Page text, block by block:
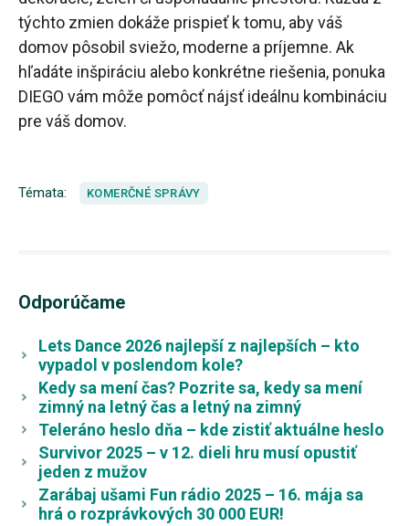
týchto zmien dokáže prispieť k tomu, aby váš
domov pôsobil sviežo, moderne a príjemne. Ak
hľadáte inšpiráciu alebo konkrétne riešenia, ponuka
DIEGO vám môže pomôcť nájsť ideálnu kombináciu
pre váš domov.
Témata: KOMERČNÉ SPRÁVY
Odporúčame
Lets Dance 2026 najlepší z najlepších – kto
vypadol v poslendom kole?
Kedy sa mení čas? Pozrite sa, kedy sa mení
zimný na letný čas a letný na zimný
Teleráno heslo dňa – kde zistiť aktuálne heslo
Survivor 2025 – v 12. dieli hru musí opustiť
jeden z mužov
Zarábaj ušami Fun rádio 2025 – 16. mája sa
hrá o rozprávkových 30 000 EUR!